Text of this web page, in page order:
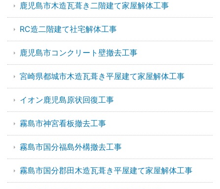
鹿児島市木造瓦葺き二階建て家屋解体工事
RC造二階建て社宅解体工事
鹿児島市コンクリート壁撤去工事
宮崎県都城市木造瓦葺き平屋建て家屋解体工事
イオン鹿児島原状回復工事
霧島市神宮看板撤去工事
霧島市国分福島外構撤去工事
霧島市国分郡田木造瓦葺き平屋建て家屋解体工事